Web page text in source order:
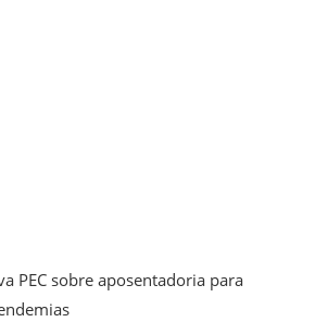
PEC sobre aposentadoria para